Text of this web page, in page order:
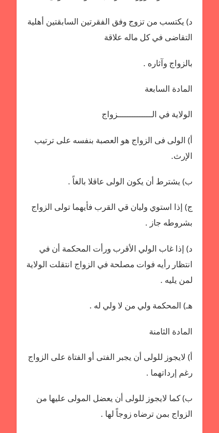
د) يكتسب من تزوج وفق الفقرتين السابقتين أهلية
التقاضى في كل ماله علاقة
بالزواج وآثاره .
المادة السابعة
الولاية في الــــــــــــــزواج
أ‌) الولى فى الزواج هو العصبة بنفسه على ترتيب
الإرث.
ب‌) يشترط أن يكون الولى عاقلا بالغاً .
ج) إذا استوي وليان قي القرب فأيهما تولى الزواج
بشروطه جاز .
د) إذا غاب الولي الأقرب ورأت المحكمة أن في
انتظار رأيه فوات مصلحة في الزواج انتقلت الولاية
لمن يليه .
هـ) المحكمة ولي من لا ولي له .
المادة الثامنة
أ‌) لايجوز للولى أن يجبر الفتى أو الفتاة على الزواج
رغم إرداتهما .
ب‌) كما لايجوز للولى أن يعضل المولى عليها من
الزواج بمن ترضاه زوجاً لها .